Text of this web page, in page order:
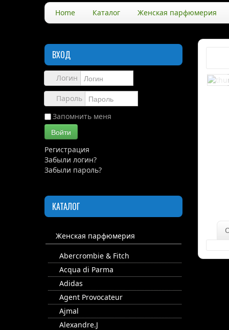
Home Каталог Женская парфюмерия
ВХОД
Логин
Пароль
Запомнить меня
Войти
Регистрация
Забыли логин?
Забыли пароль?
КАТАЛОГ
Женская парфюмерия
Abercrombie & Fitch
Acqua di Parma
Adidas
Agent Provocateur
Ajmal
Alexandre.J